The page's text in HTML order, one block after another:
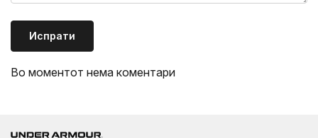
Испрати
Во моментот нема коментари